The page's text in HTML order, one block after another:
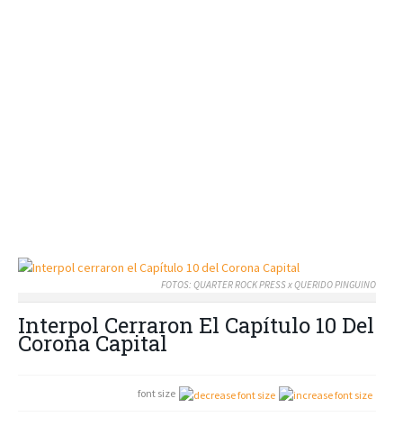
FOTOS: QUARTER ROCK PRESS x QUERIDO PINGUINO
Interpol Cerraron El Capítulo 10 Del
Corona Capital
font size